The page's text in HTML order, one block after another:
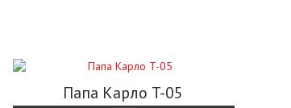
Папа Карло T-05